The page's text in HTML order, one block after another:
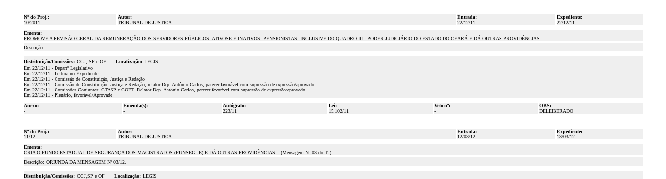
Nº do Proj.:
10/2011
Autor:
TRIBUNAL DE JUSTIÇA
Entrada:
22/12/11
Expediente:
22/12/11
Ementa:
PROMOVE A REVISÃO GERAL DA REMUNERAÇÃO DOS SERVIDORES PÚBLICOS, ATIVOSE E INATIVOS, PENSIONISTAS, INCLUSIVE DO QUADRO III - PODER JUDICIÁRIO DO ESTADO DO CEARÁ E DÁ OUTRAS PROVIDÊNCIAS.
Descrição:
Distribuição/Comissões: CCJ, SP e OF Localização: LEGIS
Em 22/12/11 - Departº Legislativo
Em 22/12/11 - Leitura no Expediente
Em 22/12/11 - Comissão de Constituição, Justiça e Redação
Em 22/12/11 - Comissão de Constituição, Justiça e Redação, relator Dep. Antônio Carlos, parecer favorável com supressão de expressão/aprovado.
Em 22/12/11 - Comissões Conjuntas: CTASP e COFT. Relator Dep. Antônio Carlos, parecer favorável com supressão de expressão/aprovado.
Em 22/12/11 - Plenário, favorável/Aprovado
Anexo:
-
Emenda(s):
-
Autógrafo:
223/11
Lei:
15.102/11
Veto nº:
-
OBS:
DELEIBERADO
Nº do Proj.:
11/12
Autor:
TRIBUNAL DE JUSTIÇA
Entrada:
12/03/12
Expediente:
13/03/12
Ementa:
CRIA O FUNDO ESTADUAL DE SEGURANÇA DOS MAGISTRADOS (FUNSEG-JE) E DÁ OUTRAS PROVIDÊNCIAS. - (Mensagem Nº 03 do TJ)
Descrição: ORIUNDA DA MENSAGEM Nº 03/12.
Distribuição/Comissões: CCJ,SP e OF Localização: LEGIS